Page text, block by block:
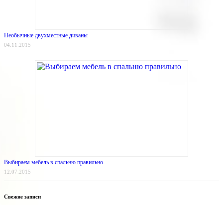
Необычные двухместные диваны
04.11.2015
Выбираем мебель в спальню правильно
12.07.2015
Свежие записи